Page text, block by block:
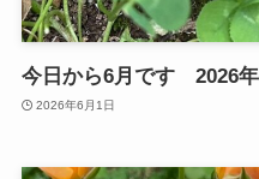
今日から6月です 2026年
2026年6月1日